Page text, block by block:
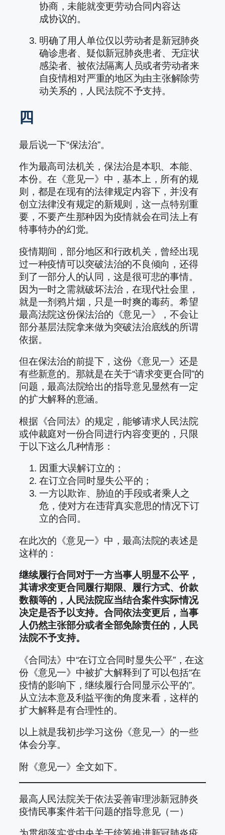
协商，未能就变更劳动合同内容达
成协议的。
明确了用人单位仅以劳动者是新冠肺炎
确诊患者、疑似新冠肺炎患者、无症状
感染者、被依法隔离人员或者劳动者来
自疫情相对严重的地区为由主张解除劳
动关系的，人民法院不予支持。
四
最后说一下“保法治”。
作为最高司法机关，保法治是本职、本能、
本份。在《意见一》中，基本上，所有的规
则，都是在现有的法律规定内容下，并没有
创立法律没有规定的新规则，这一点特别重
要，不要产生那种因为疫情就会在司法上有
特事特办的幻觉。
疫情期间，部分地区和行政机关，曾经出现
过一种疫情可以突破法治的不良倾向，还得
到了一部分人的认同，这是很可悲的事情。
因为一时之需就破坏法治，在现代社会里，
就是一剂鸦片烟，只是一时爽的毒药。希望
最高法院这份保法治的《意见一》，不会让
部分基层法院拿来做为突破法治底线的所谓
依据。
但在保法治的前提下，这份《意见一》还是
有些新意的。那就是在关于“请求变更合同”的
问题，最高法院给出的指导意见显然有一定
的扩大解释的意涵。
根据《合同法》的规定，能够请求人民法院
或仲裁庭对一份合同进行内容变更的，只限
于以下这么几种情形：
因重大误解订立的；
在订立合同时显失公平的；
一方以欺诈、胁迫的手段或者乘人之
危，使对方在违背真实意思的情况下订
立的合同。
在此次的《意见一》中，最高法院的表述是
这样的：
继续履行合同对于一方当事人明显不公平，
其请求变更合同履行期限、履行方式、价款
数额等的，人民法院应当结合案件实际情况
决定是否予以支持。合同依法变更后，当事
人仍然主张部分或者全部免除责任的，人民
法院不予支持。
《合同法》中“在订立合同时显失公平”，在这
份《意见一》中被扩大解释到了可以包括“在
疫情的影响下，继续履行合同显示公平的”。
从立法本意及利益平衡的角度来看，这样的
扩大解释是有合理性的。
以上就是我初步学习这份《意见一》的一些
体会分享。
附《意见一》全文如下。
最高人民法院关于依法妥善审理涉新冠肺炎
疫情民事案件若干问题的指导意见（一）